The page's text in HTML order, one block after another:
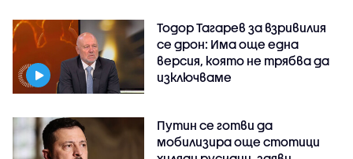
Тодор Тагарев за взривилия
се дрон: Има още една
версия, която не трябва да
изключваме
Путин се готви да
мобилизира още стотици